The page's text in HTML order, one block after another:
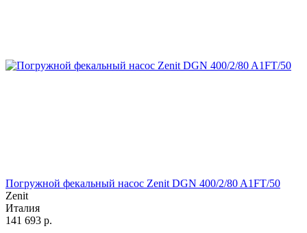
Погружной фекальный насос Zenit DGN 400/2/80 A1FT/50
Zenit
Италия
141 693 р.